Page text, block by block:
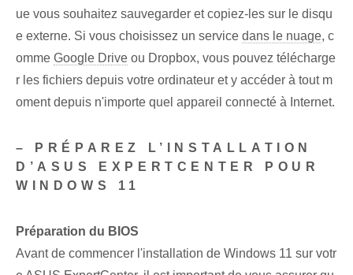
ue vous souhaitez sauvegarder et copiez-les sur le disqu
e externe. Si vous choisissez un service dans le nuage, c
omme Google Drive ou Dropbox, vous pouvez télécharge
r les fichiers depuis votre ordinateur et y accéder à tout m
oment depuis n'importe quel appareil connecté à Internet.
– PRÉPAREZ L’INSTALLATION
D’ASUS EXPERTCENTER POUR
WINDOWS 11
Préparation du BIOS
Avant de commencer l'installation de Windows 11 sur votr